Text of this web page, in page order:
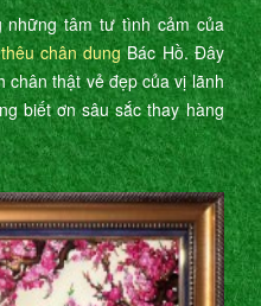
tâm tư tình cảm của
chân dungBác Hồ. Đây
chân thật vẻ đẹp của vị lãnh
biết ơn sâu sắc thay hàng